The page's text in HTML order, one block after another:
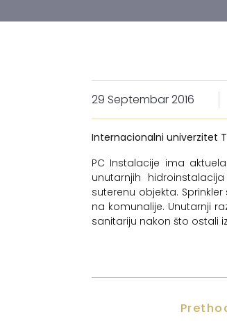
29 Septembar 2016
Internacionalni univerzitet
PC Instalacije ima
unutarnjih
suterenu objekta.
na komunalije. Unutarnji
sanitariju nakon što ostali